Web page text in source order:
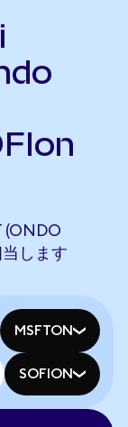
(ONDO
します
MSFTON
SOFION